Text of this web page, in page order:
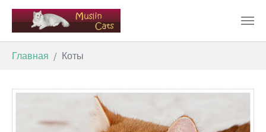
Перейти к основному содержимому
Главная Коты